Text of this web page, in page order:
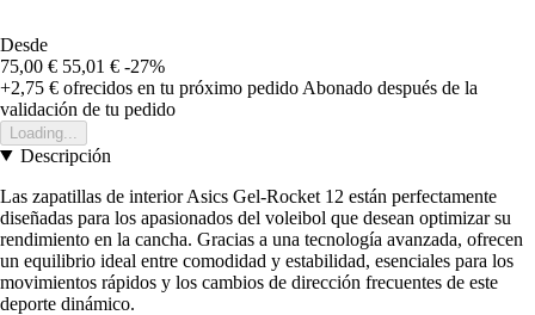
Desde
75,00 € 55,01 € -27%
+2,75 € ofrecidos en tu próximo pedido Abonado después de la
validación de tu pedido
Loading...
Descripción
Las zapatillas de interior Asics Gel-Rocket 12 están perfectamente
diseñadas para los apasionados del voleibol que desean optimizar su
rendimiento en la cancha. Gracias a una tecnología avanzada, ofrecen
un equilibrio ideal entre comodidad y estabilidad, esenciales para los
movimientos rápidos y los cambios de dirección frecuentes de este
deporte dinámico.